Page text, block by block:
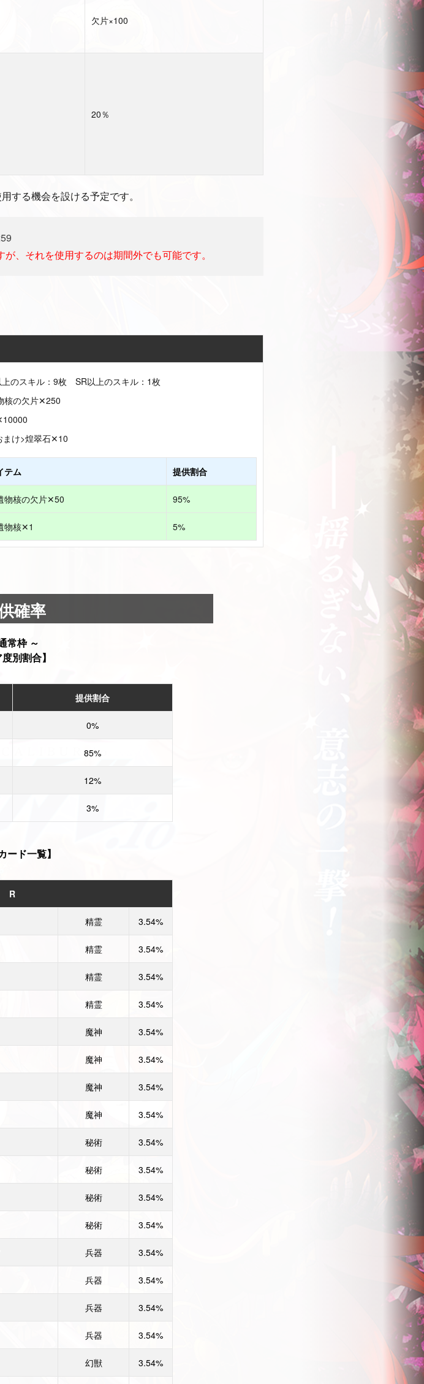
欠片×100
20％
する機会を設ける予定です。
、それを使用するのは期間外でも可能です。
上のスキル：9枚 SR以上のスキル：1枚
核の欠片✕250
まけ>煌翠石✕10
テム 提供割合
物核の欠片✕50 95%
物核✕1 5%
確率
常枠 ～
度別割合】
提供割合
0%
85%
12%
3%
ード一覧】
R
精霊 3.54%
精霊 3.54%
精霊 3.54%
精霊 3.54%
魔神 3.54%
魔神 3.54%
魔神 3.54%
魔神 3.54%
秘術 3.54%
秘術 3.54%
秘術 3.54%
秘術 3.54%
兵器 3.54%
兵器 3.54%
兵器 3.54%
兵器 3.54%
幻獣 3.54%